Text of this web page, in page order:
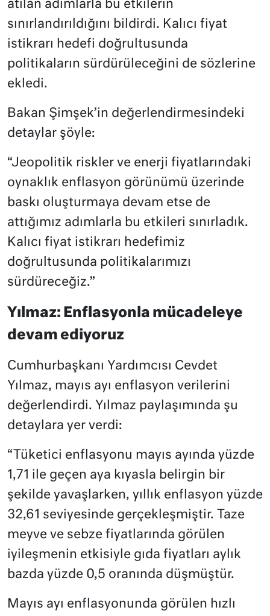
atılan adımlarla bu etkilerin
sınırlandırıldığını bildirdi. Kalıcı fiyat
istikrarı hedefi doğrultusunda
politikaların sürdürüleceğini de sözlerine
ekledi.
Bakan Şimşek’in değerlendirmesindeki
detaylar şöyle:
“Jeopolitik riskler ve enerji fiyatlarındaki
oynaklık enflasyon görünümü üzerinde
baskı oluşturmaya devam etse de
attığımız adımlarla bu etkileri sınırladık.
Kalıcı fiyat istikrarı hedefimiz
doğrultusunda politikalarımızı
sürdüreceğiz.”
Yılmaz: Enflasyonla mücadeleye
devam ediyoruz
Cumhurbaşkanı Yardımcısı Cevdet
Yılmaz, mayıs ayı enflasyon verilerini
değerlendirdi. Yılmaz paylaşımında şu
detaylara yer verdi:
“Tüketici enflasyonu mayıs ayında yüzde
1,71 ile geçen aya kıyasla belirgin bir
şekilde yavaşlarken, yıllık enflasyon yüzde
32,61 seviyesinde gerçekleşmiştir. Taze
meyve ve sebze fiyatlarında görülen
iyileşmenin etkisiyle gıda fiyatları aylık
bazda yüzde 0,5 oranında düşmüştür.
Mayıs ayı enflasyonunda görülen hızlı